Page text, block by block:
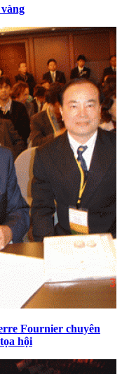
Fournier chuyên
hội